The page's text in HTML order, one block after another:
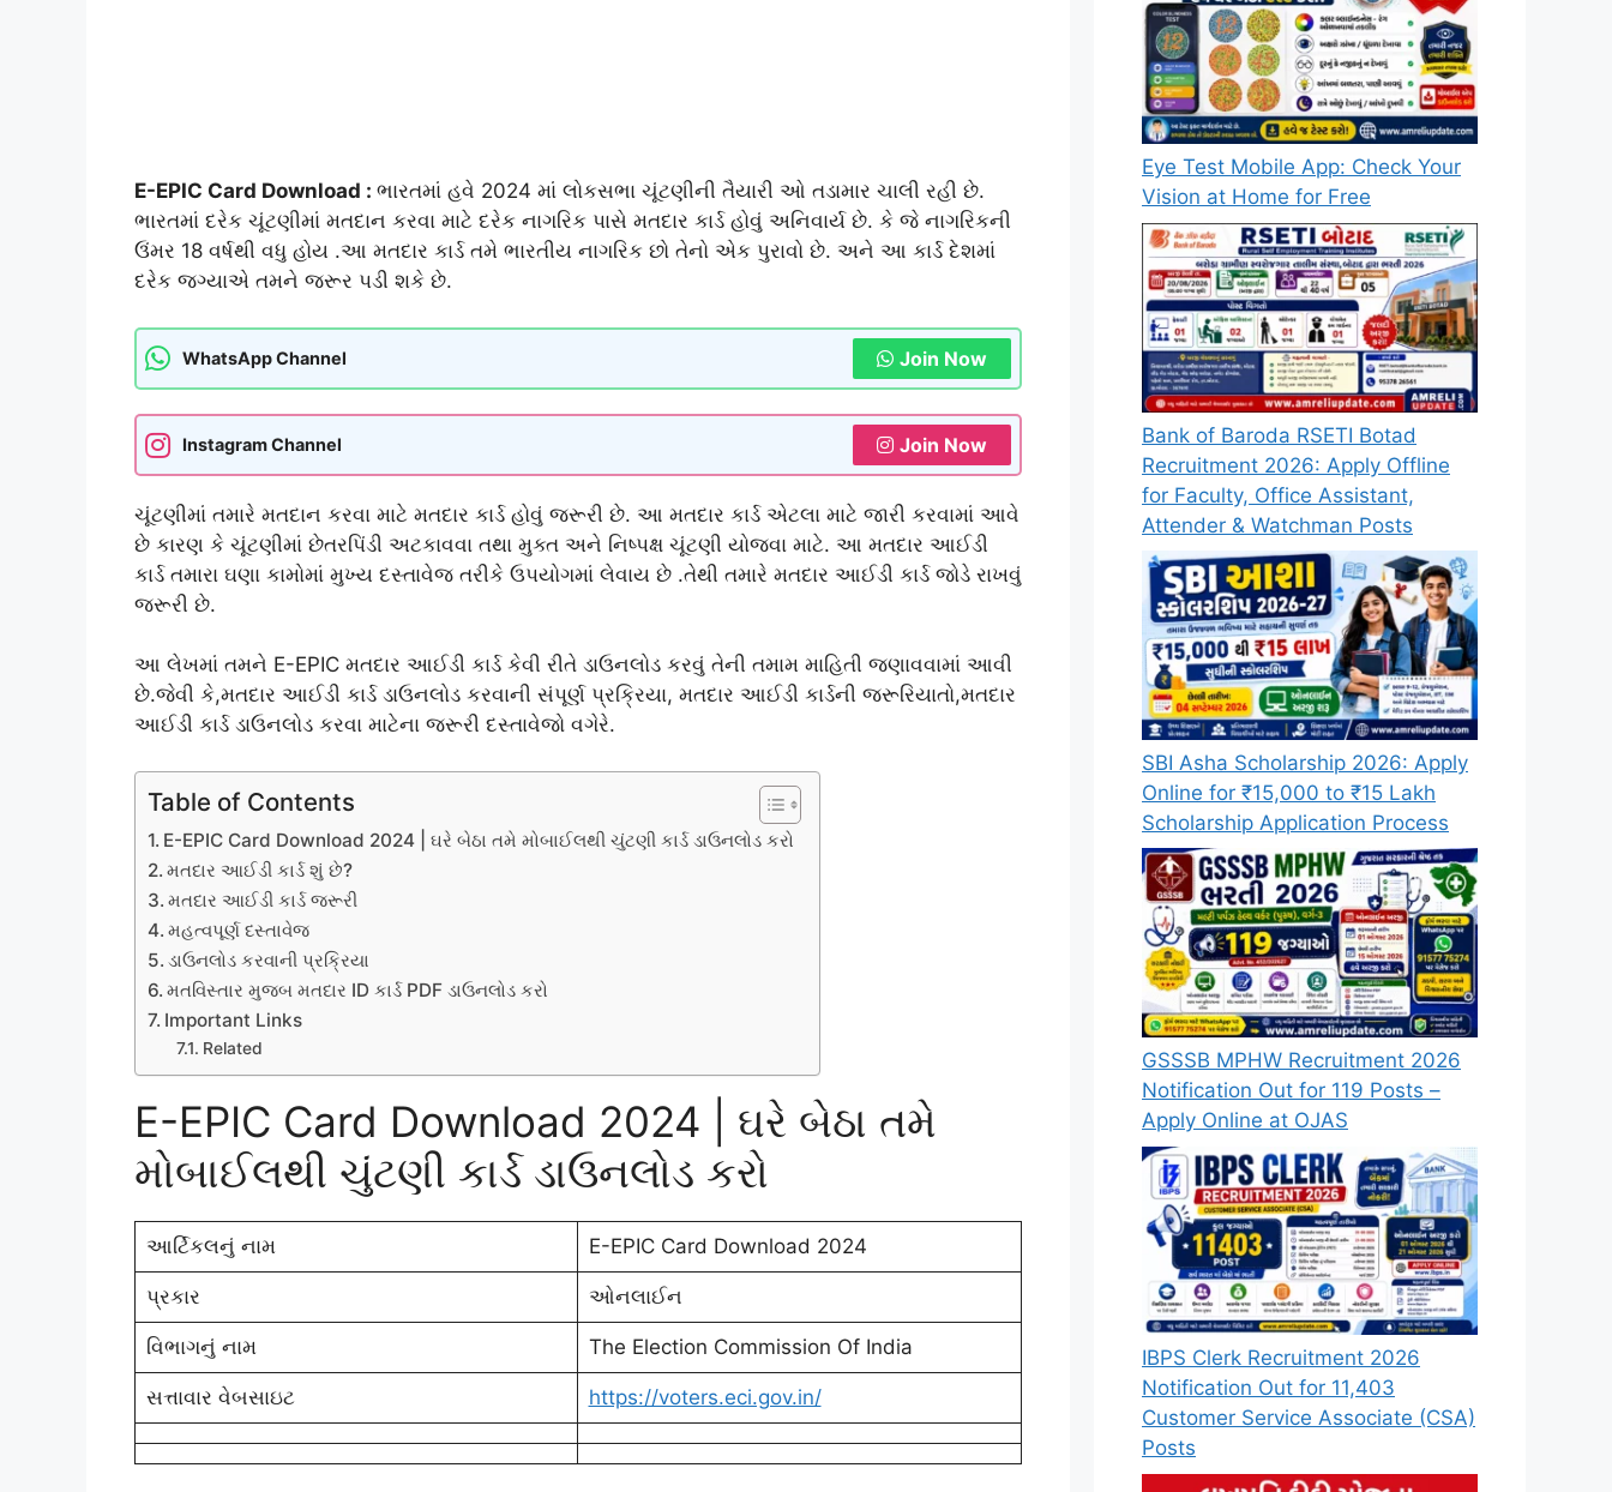
E-EPIC Card Download : ભારતમાં હવે 2024 માં લોકસભા ચૂંટણીની તૈયારી ઓ તડામાર ચાલી રહી છે.
ભારતમાં દરેક ચૂંટણીમાં મતદાન કરવા માટે દરેક નાગરિક પાસે મતદાર કાર્ડ હોવું અનિવાર્ય છે. કે જે નાગરિકની
ઉંમર 18 વર્ષથી વધુ હોય .આ મતદાર કાર્ડ તમે ભારતીય નાગરિક છો તેનો એક પુરાવો છે. અને આ કાર્ડ દેશમાં
દરેક જગ્યાએ તમને જરૂર પડી શકે છે.
WhatsApp Channel Join Now
Instagram Channel Join Now
ચૂંટણીમાં તમારે મતદાન કરવા માટે મતદાર કાર્ડ હોવું જરૂરી છે. આ મતદાર કાર્ડ એટલા માટે જારી કરવામાં આવે
છે કારણ કે ચૂંટણીમાં છેતરપિંડી અટકાવવા તથા મુક્ત અને નિષ્પક્ષ ચૂંટણી યોજવા માટે. આ મતદાર આઈડી
કાર્ડ તમારા ઘણા કામોમાં મુખ્ય દસ્તાવેજ તરીકે ઉપયોગમાં લેવાય છે .તેથી તમારે મતદાર આઈડી કાર્ડ જોડે રાખવું
જરૂરી છે.
આ લેખમાં તમને E-EPIC મતદાર આઈડી કાર્ડ કેવી રીતે ડાઉનલોડ કરવું તેની તમામ માહિતી જણાવવામાં આવી
છે.જેવી કે,મતદાર આઈડી કાર્ડ ડાઉનલોડ કરવાની સંપૂર્ણ પ્રક્રિયા, મતદાર આઈડી કાર્ડની જરૂરિયાતો,મતદાર
આઈડી કાર્ડ ડાઉનલોડ કરવા માટેના જરૂરી દસ્તાવેજો વગેરે.
Table of Contents
E-EPIC Card Download 2024 | ઘરે બેઠા તમે મોબાઈલથી ચુંટણી કાર્ડ ડાઉનલોડ કરો
મતદાર આઈડી કાર્ડ શું છે?
મતદાર આઈડી કાર્ડ જરૂરી
મહત્વપૂર્ણ દસ્તાવેજ
ડાઉનલોડ કરવાની પ્રક્રિયા
મતવિસ્તાર મુજબ મતદાર ID કાર્ડ PDF ડાઉનલોડ કરો
Important Links
Related
E-EPIC Card Download 2024 | ઘરે બેઠા તમે
મોબાઈલથી ચુંટણી કાર્ડ ડાઉનલોડ કરો
આર્ટિકલનું નામ E-EPIC Card Download 2024
પ્રકાર ઓનલાઈન
વિભાગનું નામ The Election Commission Of India
સત્તાવાર વેબસાઇટ https://voters.eci.gov.in/
Eye Test Mobile App: Check Your
Vision at Home for Free
Bank of Baroda RSETI Botad
Recruitment 2026: Apply Offline
for Faculty, Office Assistant,
Attender & Watchman Posts
SBI Asha Scholarship 2026: Apply
Online for ₹15,000 to ₹15 Lakh
Scholarship Application Process
GSSSB MPHW Recruitment 2026
Notification Out for 119 Posts –
Apply Online at OJAS
IBPS Clerk Recruitment 2026
Notification Out for 11,403
Customer Service Associate (CSA)
Posts